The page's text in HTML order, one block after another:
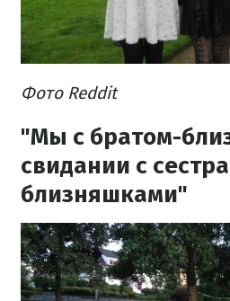
Фото Reddit
"Мы с братом-
свидании с
близняшками"